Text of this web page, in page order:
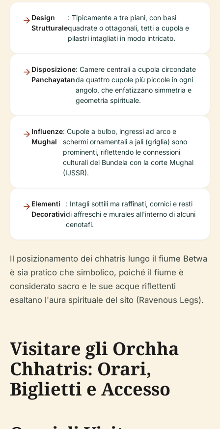
Design
Strutturale
: Tipicamente a tre piani, con basi
quadrate o ottagonali, tetti a cupola e
pilastri intagliati in modo intricato.
Disposizione
Panchayatan
: Camere centrali a cupola circondate
da quattro cupole più piccole in ogni
angolo, che enfatizzano simmetria e
geometria spirituale.
Influenze
Mughal
: Cupole a bulbo, ingressi ad arco e
schermi ornamentali a jali (griglia) sono
prominenti, riflettendo le connessioni
culturali dei Bundela con la corte Mughal
(IJSSR).
Elementi
Decorativi
: Intagli sottili ma raffinati, cornici e resti
di affreschi e murales all'interno di alcuni
cenotafi.
Il posizionamento dei chhatris lungo il fiume Betwa
è sia pratico che simbolico, poiché il fiume è
considerato sacro e le sue acque riflettenti
esaltano l'aura spirituale del sito (Ravenous Legs).
Visitare gli Orchha
Chhatris: Orari,
Biglietti e Accesso